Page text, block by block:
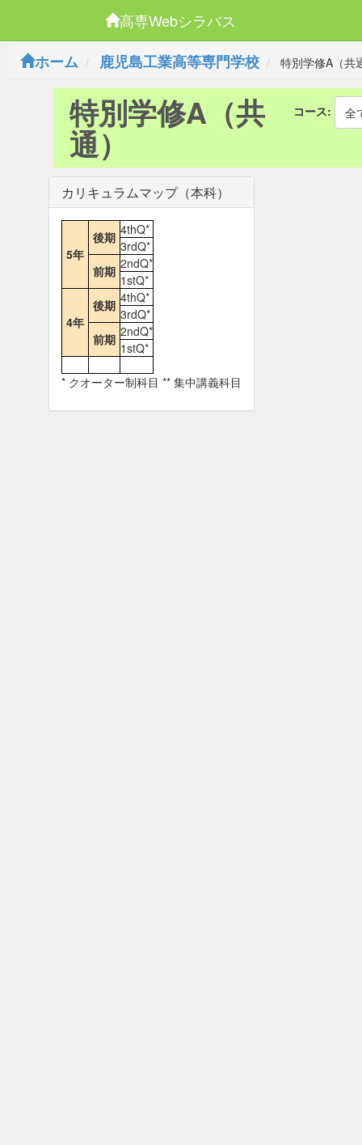
高専Webシラバス
ホーム
鹿児島工業高等専門学校 特別学修A（共
特別学修A（共
通）
コース: 全
カリキュラムマップ（本科）
5年
後期 4thQ*
3rdQ*
前期 2ndQ*
1stQ*
4年
後期 4thQ*
3rdQ*
前期 2ndQ*
1stQ*
* クオーター制科目 ** 集中講義科目